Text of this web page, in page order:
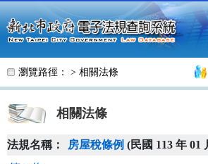
跳至主要內容
瀏覽路徑： > 相關法條
相關法條
法規名稱： 房屋稅條例 (民國 113 年 01